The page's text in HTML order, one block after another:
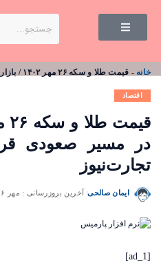
خانه - قیمت طلا و سکه ۲۶ مهر ۱۴۰۲ / بازار طلا در مسیر صعودی قرار گرفته است؟ – تجارت‌نیوز
اقتصاد
در مسیر صعودی
تجارت‌نیوز
ایمان صالحی آخرین بروزرسانی : مهر ۲۶, ۱۴۰۲
[ad_1]